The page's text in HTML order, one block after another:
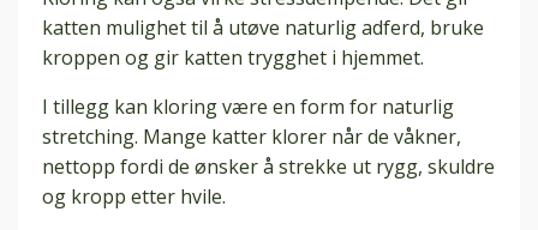
katten mulighet til å utøve naturlig adferd, bruke
kroppen og gir katten trygghet i hjemmet.
I tillegg kan kloring være en form for naturlig
stretching. Mange katter klorer når de våkner,
nettopp fordi de ønsker å strekke ut rygg, skuldre
og kropp etter hvile.